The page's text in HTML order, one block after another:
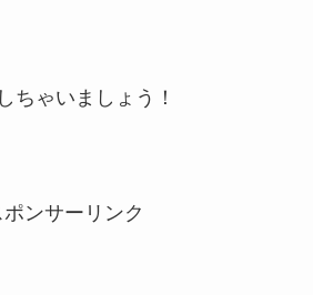
ちゃいましょう！
ポンサーリンク